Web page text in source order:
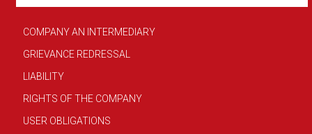
COMPANY AN INTERMEDIARY
GRIEVANCE REDRESSAL
LIABILITY
RIGHTS OF THE COMPANY
USER OBLIGATIONS